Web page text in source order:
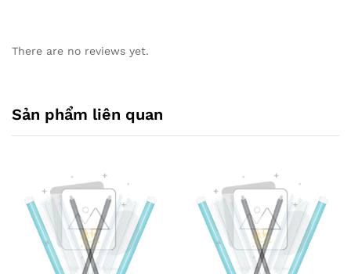
There are no reviews yet.
Sản phẩm liên quan